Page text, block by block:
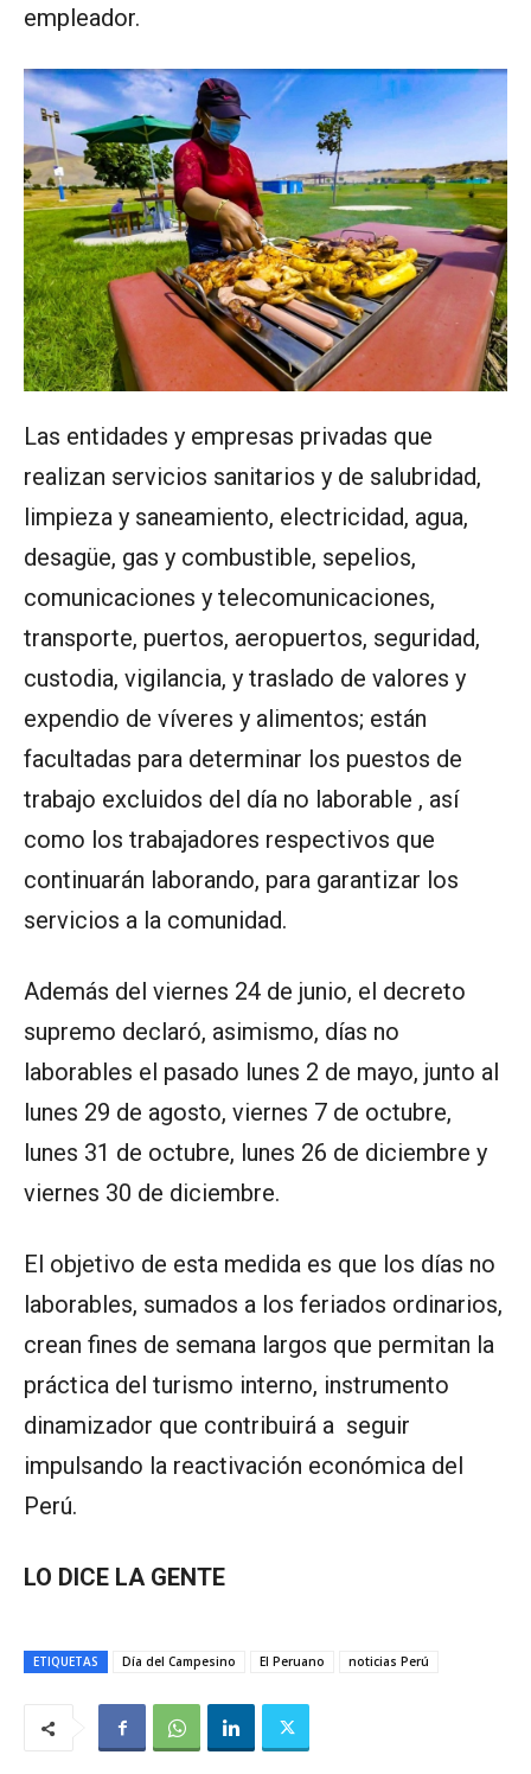
empleador.
Las entidades y empresas privadas que
realizan servicios sanitarios y de salubridad,
limpieza y saneamiento, electricidad, agua,
desagüe, gas y combustible, sepelios,
comunicaciones y telecomunicaciones,
transporte, puertos, aeropuertos, seguridad,
custodia, vigilancia, y traslado de valores y
expendio de víveres y alimentos; están
facultadas para determinar los puestos de
trabajo excluidos del día no laborable , así
como los trabajadores respectivos que
continuarán laborando, para garantizar los
servicios a la comunidad.
Además del viernes 24 de junio, el decreto
supremo declaró, asimismo, días no
laborables el pasado lunes 2 de mayo, junto al
lunes 29 de agosto, viernes 7 de octubre,
lunes 31 de octubre, lunes 26 de diciembre y
viernes 30 de diciembre.
El objetivo de esta medida es que los días no
laborables, sumados a los feriados ordinarios,
crean fines de semana largos que permitan la
práctica del turismo interno, instrumento
dinamizador que contribuirá a seguir
impulsando la reactivación económica del
Perú.
LO DICE LA GENTE
ETIQUETAS Día del Campesino El Peruano noticias Perú